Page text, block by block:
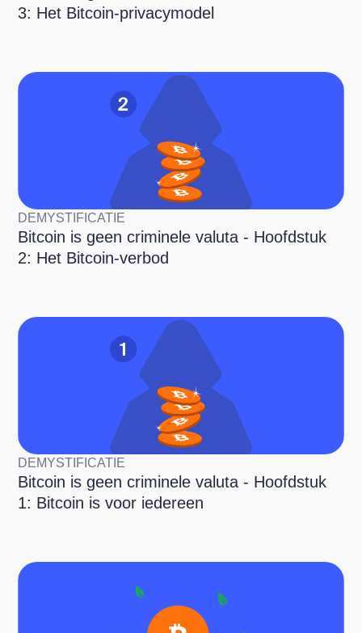
3: Het Bitcoin-privacymodel
DEMYSTIFICATIE
Bitcoin is geen criminele valuta - Hoofdstuk
2: Het Bitcoin-verbod
DEMYSTIFICATIE
Bitcoin is geen criminele valuta - Hoofdstuk
1: Bitcoin is voor iedereen